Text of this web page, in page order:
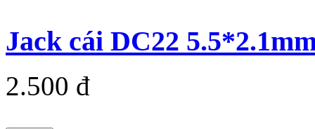
Jack cái DC22
2.500 đ